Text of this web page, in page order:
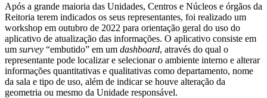
Após a grande maioria das Unidades, Centros e Núcleos e órgãos da
Reitoria terem indicados os seus representantes, foi realizado um
workshop em outubro de 2022 para orientação geral do uso do
aplicativo de atualização das informações. O aplicativo consiste em
um survey “embutido” em um dashboard, através do qual o
representante pode localizar e selecionar o ambiente interno e alterar
informações quantitativas e qualitativas como departamento, nome
da sala e tipo de uso, além de indicar se houve alteração da
geometria ou mesmo da Unidade responsável.